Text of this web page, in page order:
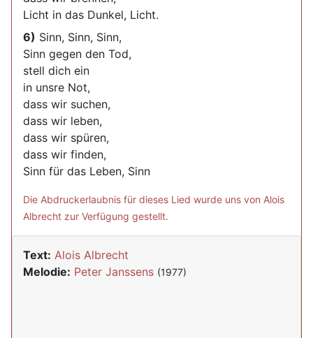
Licht in das Dunkel, Licht.
6) Sinn, Sinn, Sinn,
Sinn gegen den Tod,
stell dich ein
in unsre Not,
dass wir suchen,
dass wir leben,
dass wir spüren,
dass wir finden,
Sinn für das Leben, Sinn
Die Abdruckerlaubnis für dieses Lied wurde uns von Alois
Albrecht zur Verfügung gestellt.
Text: Alois Albrecht
Melodie: Peter Janssens (1977)